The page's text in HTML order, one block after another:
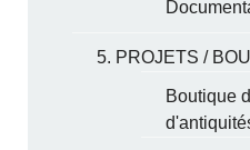
5. PROJETS /
Boutique